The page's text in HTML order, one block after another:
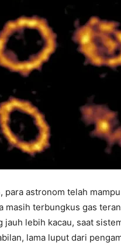
para astronom telah
masih terbungkus gas
jauh lebih kacau, saat
lama luput dari